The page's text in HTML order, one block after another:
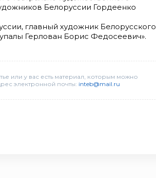
Белоруссии Гордеенко
главный художник Белорусского
Герлован Борис Федосеевич».
или у вас есть материал, которым можно
электронной почты: inteb@mail.ru